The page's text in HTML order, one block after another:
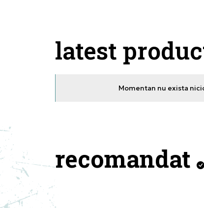
latest
Momentan nu exista
recomandat